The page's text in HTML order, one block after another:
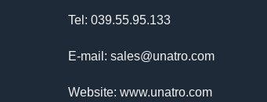
Tel: 039.55.95.133
E-mail: sales@unatro.com
Website: www.unatro.com